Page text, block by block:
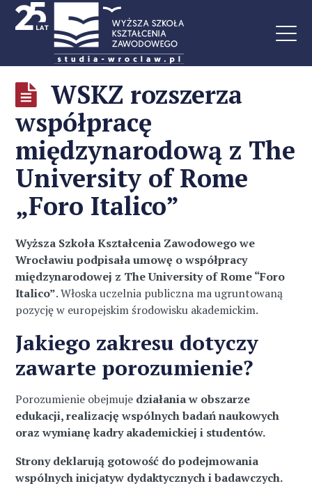
WSKZ rozszerza
współpracę
międzynarodową z The
University of Rome
„Foro Italico”
Wyższa Szkoła Kształcenia Zawodowego we
Wrocławiu podpisała umowę o współpracy
międzynarodowej z The University of Rome “Foro
Italico”. Włoska uczelnia publiczna ma ugruntowaną
pozycję w europejskim środowisku akademickim.
Jakiego zakresu dotyczy
zawarte porozumienie?
Porozumienie obejmuje działania w obszarze
edukacji, realizację wspólnych badań naukowych
oraz wymianę kadry akademickiej i studentów.
Strony deklarują gotowość do podejmowania
wspólnych inicjatyw dydaktycznych i badawczych.